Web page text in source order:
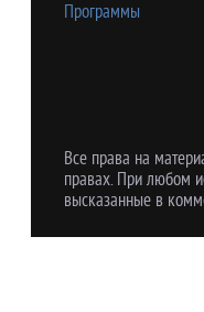
Программы
Все права на
правах. При любом
высказанные в